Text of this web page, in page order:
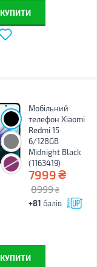
КУПИТИ
Мобільний
телефон Xiaomi
Redmi 15
6/128GB
Midnight Black
(1163419)
7999₴
8999 ₴
+81 балів
КУПИТИ